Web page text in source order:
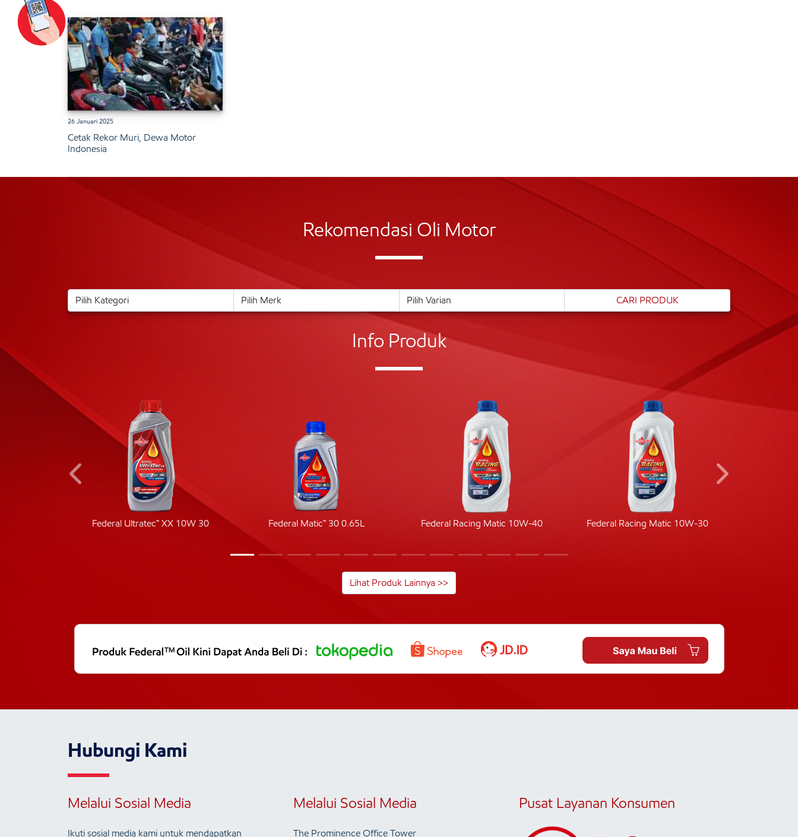
26 Januari 2025
Cetak Rekor Muri, Dewa Motor
Indonesia
Rekomendasi Oli Motor
Info Produk
Federal Ultratec™ XX 10W 30 Federal Matic™ 30 0.65L Federal Racing Matic 10W-40 Federal Racing Matic 10W-30
Lihat Produk Lainnya >>
Hubungi Kami
Melalui Sosial Media
Ikuti sosial media kami untuk mendapatkan
Melalui Sosial Media
The Prominence Office Tower
Pusat Layanan Konsumen